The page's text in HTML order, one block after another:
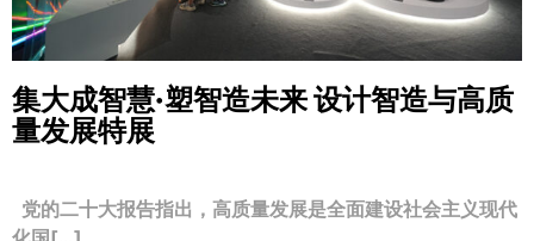
集大成智慧·塑智造未来设计智造与高质
量发展特展
党的二十大报告指出，高质量发展是全面建设社会主义现代